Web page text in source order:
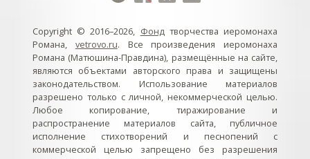
Copyright © 2016–2026, Фондтворчества иеромонаха
Романа, vetrovo.ru. Все произведения иеромонаха
Романа (Матюшина-Правдина), размещённые на сайте,
являются объектами авторского права и защищены
законодательством. Использование материалов
разрешено только с личной, некоммерческой целью.
Любое копирование, тиражирование и
распространение материалов сайта, публичное
исполнение стихотворений и песнопений с
коммерческой целью запрещено без разрешения